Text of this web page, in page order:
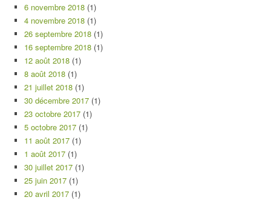
6 novembre 2018 (1)
4 novembre 2018 (1)
26 septembre 2018 (1)
16 septembre 2018 (1)
12 août 2018 (1)
8 août 2018 (1)
21 juillet 2018 (1)
30 décembre 2017 (1)
23 octobre 2017 (1)
5 octobre 2017 (1)
11 août 2017 (1)
1 août 2017 (1)
30 juillet 2017 (1)
25 juin 2017 (1)
20 avril 2017 (1)